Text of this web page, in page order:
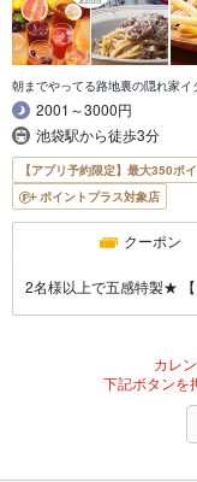
朝までやってる路地裏の隠れ家
2001～3000円
池袋駅から徒歩3分
【アプリ予約限定】最大350ポ
ポイントプラス対象店
クーポン
2名様以上で五感特製★ 【
カレ
下記ボタンを